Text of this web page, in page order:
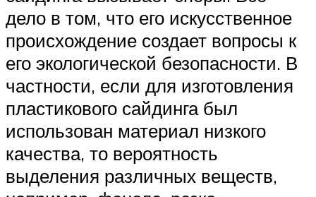
дело в том, что его искусственное
происхождение создает вопросы к
его экологической безопасности. В
частности, если для изготовления
пластикового сайдинга был
использован материал низкого
качества, то вероятность
выделения различных веществ,